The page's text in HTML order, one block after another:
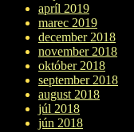
apríl 2019
marec 2019
december 2018
november 2018
október 2018
september 2018
august 2018
júl 2018
jún 2018